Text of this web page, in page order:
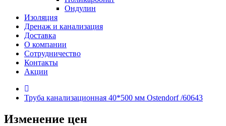
Ондулин
Изоляция
Дренаж и канализация
Доставка
О компании
Cотрудничество
Контакты
Акции
Труба канализационная 40*500 мм Ostendorf /60643
Изменение цен